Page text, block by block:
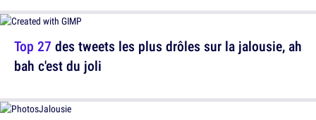
Top 27 des tweets les plus drôles sur la jalousie, ah
bah c'est du joli